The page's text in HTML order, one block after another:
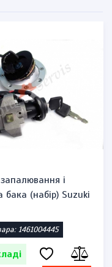
і
бака (набір) Suzuki
1461004445